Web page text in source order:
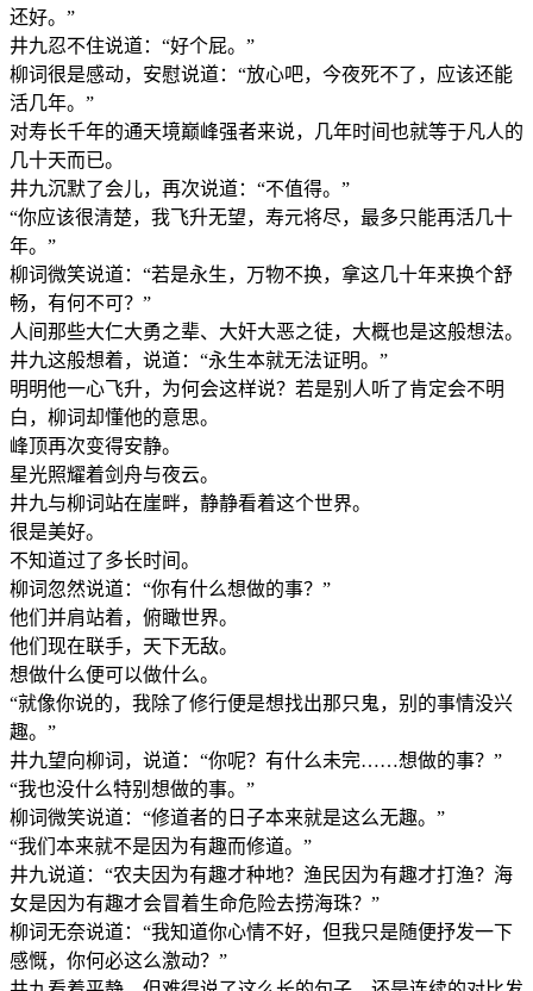
还好。”
井九忍不住说道：“好个屁。”
柳词很是感动，安慰说道：“放心吧，今夜死不了，应该还能
活几年。”
对寿长千年的通天境巅峰强者来说，几年时间也就等于凡人的
几十天而已。
井九沉默了会儿，再次说道：“不值得。”
“你应该很清楚，我飞升无望，寿元将尽，最多只能再活几十
年。”
柳词微笑说道：“若是永生，万物不换，拿这几十年来换个舒
畅，有何不可？”
人间那些大仁大勇之辈、大奸大恶之徒，大概也是这般想法。
井九这般想着，说道：“永生本就无法证明。”
明明他一心飞升，为何会这样说？若是别人听了肯定会不明
白，柳词却懂他的意思。
峰顶再次变得安静。
星光照耀着剑舟与夜云。
井九与柳词站在崖畔，静静看着这个世界。
很是美好。
不知道过了多长时间。
柳词忽然说道：“你有什么想做的事？”
他们并肩站着，俯瞰世界。
他们现在联手，天下无敌。
想做什么便可以做什么。
“就像你说的，我除了修行便是想找出那只鬼，别的事情没兴
趣。”
井九望向柳词，说道：“你呢？有什么未完……想做的事？”
“我也没什么特别想做的事。”
柳词微笑说道：“修道者的日子本来就是这么无趣。”
“我们本来就不是因为有趣而修道。”
井九说道：“农夫因为有趣才种地？渔民因为有趣才打渔？海
女是因为有趣才会冒着生命危险去捞海珠？”
柳词无奈说道：“我知道你心情不好，但我只是随便抒发一下
感慨，你何必这么激动？”